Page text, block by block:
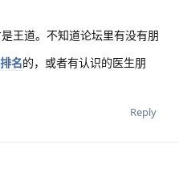
王道。不知道论坛里有没有朋
名的，或者有认识的医生朋
Reply